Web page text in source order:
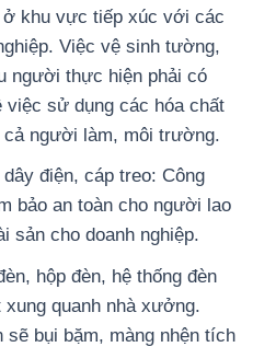
ở khu vực tiếp xúc với các
Việc vệ sinh tường,
người thực hiện phải có
việc sử dụng các hóa chất
cả người làm, môi trường.
điện, cáp treo: Công
bảo an toàn cho người lao
sản cho doanh nghiệp.
hộp đèn, hệ thống đèn
quanh nhà xưởng.
sẽ bụi bặm, màng nhện tích